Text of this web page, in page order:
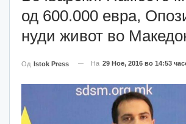
од 600.000 евра,
нуди живот во
Од Istok Press На 29 Ное, 2016 во 14:53